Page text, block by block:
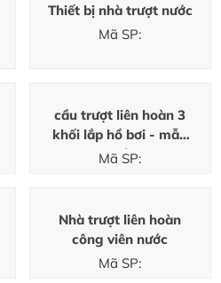
Thiết bị nhà trượt nước
Mã SP:
cầu trượt liên hoàn 3
khối lắp hồ bơi - mẫu
mới
Mã SP:
Nhà trượt liên hoàn
công viên nước
Mã SP: